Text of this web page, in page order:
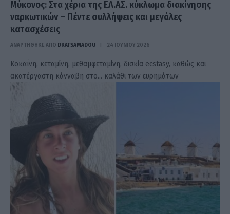
Μύκονος: Στα χέρια της ΕΛ.ΑΣ. κύκλωμα διακίνησης
ναρκωτικών – Πέντε συλλήψεις και μεγάλες
κατασχέσεις
ΑΝΑΡΤΗΘΗΚΕ ΑΠΟ DKATSAMADOU 24 ΙΟΥΝΊΟΥ 2026
Κοκαΐνη, κεταμίνη, μεθαμφεταμίνη, δισκία ecstasy, καθώς και
ακατέργαστη κάνναβη στο… καλάθι των ευρημάτων